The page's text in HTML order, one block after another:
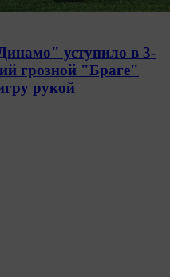
уступило в 3-
грозной "Браге"
рукой